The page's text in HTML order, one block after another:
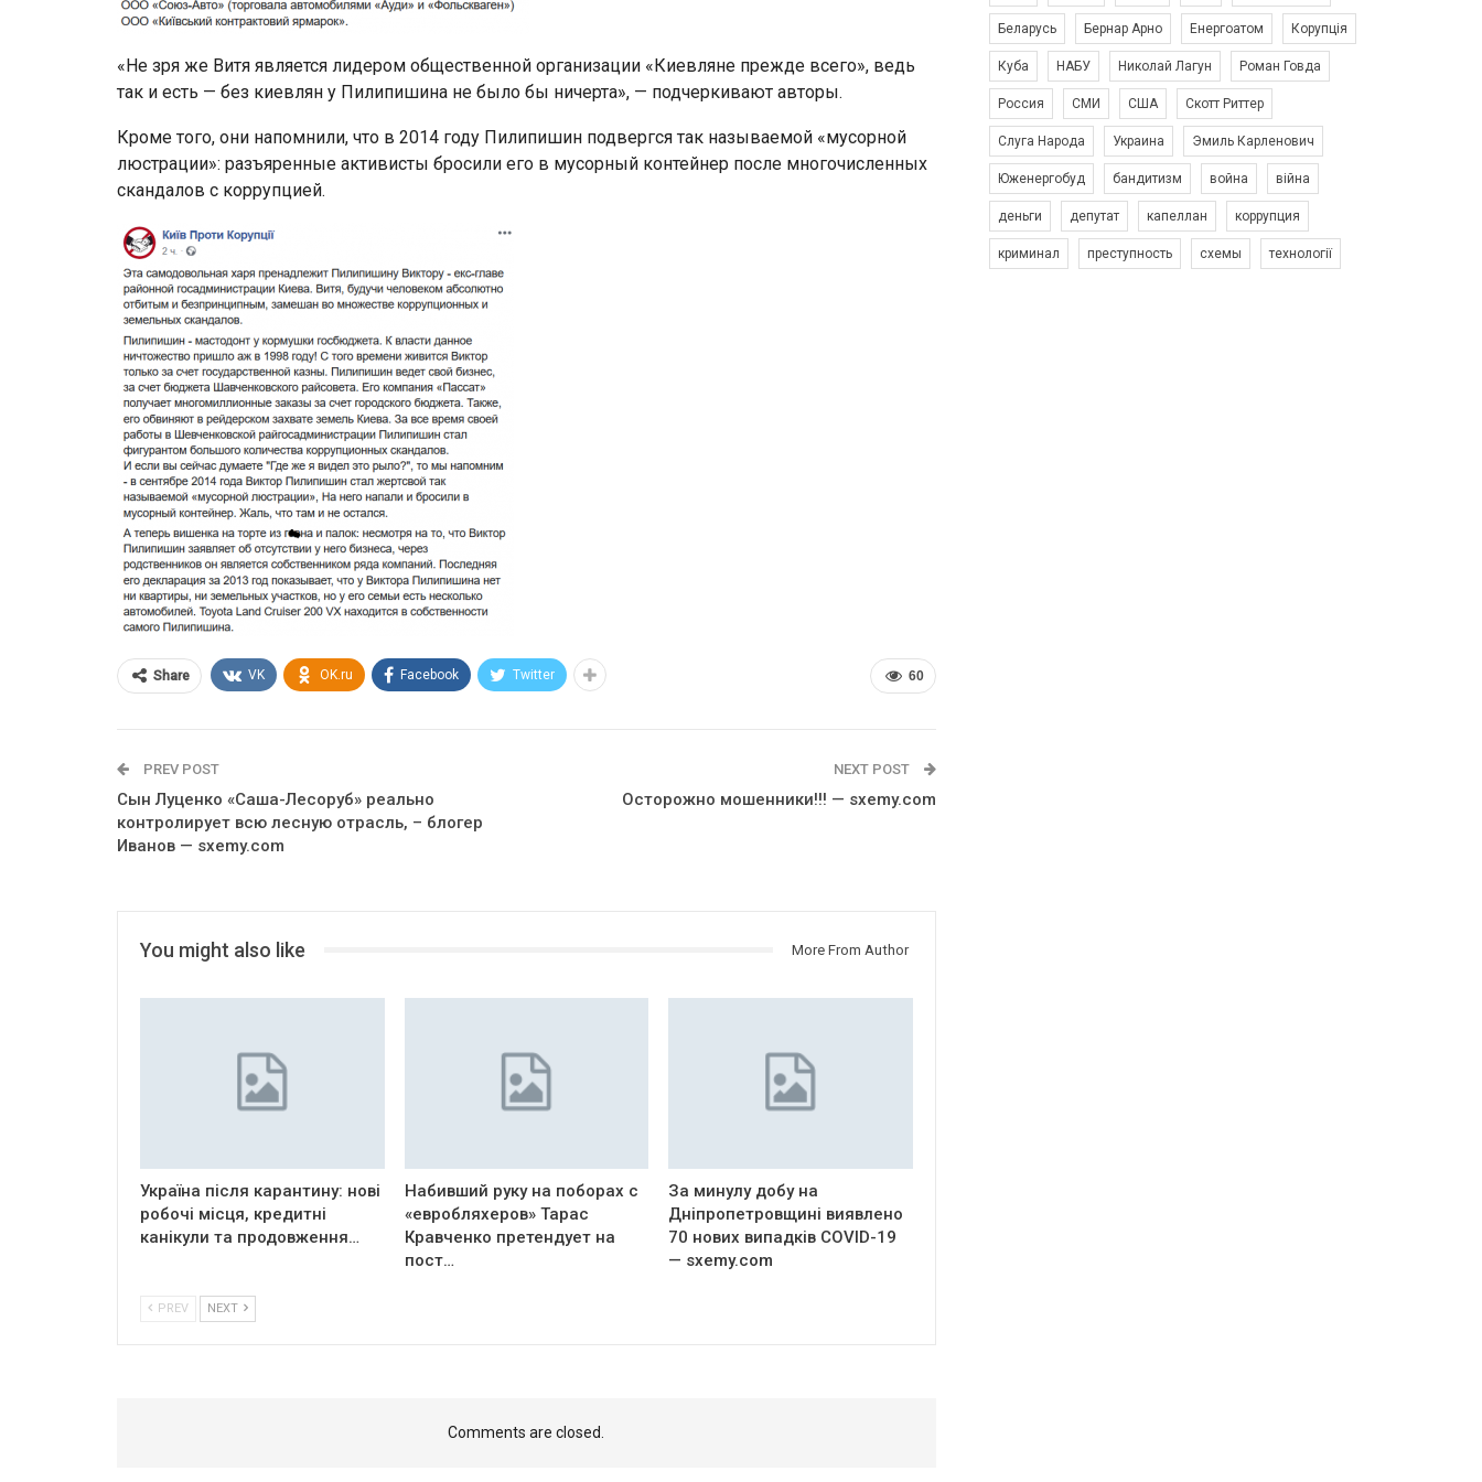
«Не зря же Витя является лидером общественной организации «Киевляне прежде всего», ведь
так и есть — без киевлян у Пилипишина не было бы ничерта», — подчеркивают авторы.
Кроме того, они напомнили, что в 2014 году Пилипишин подвергся так называемой «мусорной
люстрации»: разъяренные активисты бросили его в мусорный контейнер после многочисленных
скандалов с коррупцией.
60
Share VK OK.ru Facebook Twitter
PREV POST
Сын Луценко «Саша-Лесоруб» реально
контролирует всю лесную отрасль, – блогер
Иванов — sxemy.com
NEXT POST
Осторожно мошенники!!! — sxemy.com
You might also like More From Author
Україна після карантину: нові
робочі місця, кредитні
канікули та продовження…
Набивший руку на поборах с
«евробляхеров» Тарас
Кравченко претендует на
пост…
За минулу добу на
Дніпропетровщині виявлено
70 нових випадків COVID-19
— sxemy.com
PREV NEXT
Comments are closed.
Беларусь Бернар Арно Енергоатом Корупція
Куба НАБУ Николай Лагун Роман Говда
Россия СМИ США Скотт Риттер
Слуга Народа Украина Эмиль Карленович
Юженергобуд бандитизм война війна
деньги депутат капеллан коррупция
криминал преступность схемы технології